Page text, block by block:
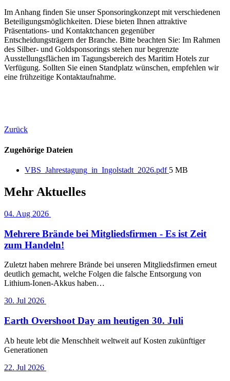
Im Anhang finden Sie unser Sponsoringkonzept mit verschiedenen
Beteiligungsmöglichkeiten. Diese bieten Ihnen attraktive
Präsentations- und Kontaktchancen gegenüber
Entscheidungsträgern der Branche. Bitte beachten Sie: Im Rahmen
des Silber- und Goldsponsorings stehen nur begrenzte
Ausstellungsflächen im Tagungsbereich des Maritim Hotels zur
Verfügung. Sollten Sie einen Standplatz wünschen, empfehlen wir
eine frühzeitige Kontaktaufnahme.
Zurück
Zugehörige Dateien
VBS_Jahrestagung_in_Ingolstadt_2026.pdf 5 MB
Mehr Aktuelles
04. Aug 2026
Mehrere Brände bei Mitgliedsfirmen - Es ist Zeit
zum Handeln!
Zuletzt haben mehrere Brände bei unseren Mitgliedsfirmen erneut
deutlich gemacht, welche Folgen die falsche Entsorgung von
Lithium-Ionen-Akkus haben…
30. Jul 2026
Earth Overshoot Day am heutigen 30. Juli
Ab heute lebt die Menschheit weltweit auf Kosten zukünftiger
Generationen
22. Jul 2026